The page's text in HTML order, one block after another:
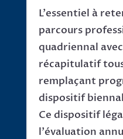
L'essentiel à
parcours
quadriennal
récapitulatif
remplaçant
dispositif
Ce dispositif
l'évaluation